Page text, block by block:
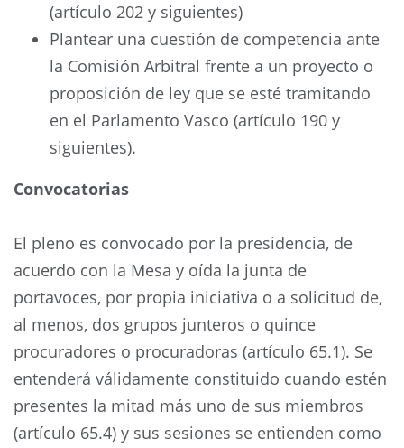
(artículo 202 y siguientes)
Plantear una cuestión de competencia ante
la Comisión Arbitral frente a un proyecto o
proposición de ley que se esté tramitando
en el Parlamento Vasco (artículo 190 y
siguientes).
Convocatorias
El pleno es convocado por la presidencia, de
acuerdo con la Mesa y oída la junta de
portavoces, por propia iniciativa o a solicitud de,
al menos, dos grupos junteros o quince
procuradores o procuradoras (artículo 65.1). Se
entenderá válidamente constituido cuando estén
presentes la mitad más uno de sus miembros
(artículo 65.4) y sus sesiones se entienden como